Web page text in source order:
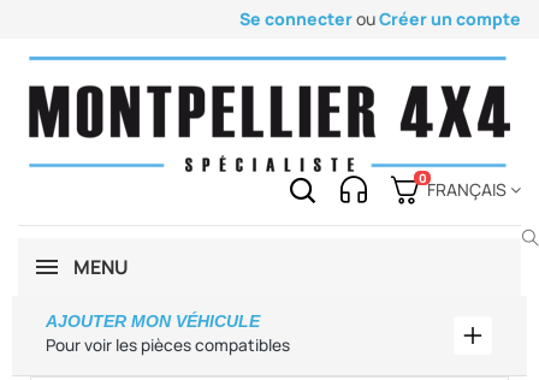
Se connecterouCréer un compte
0
FRANÇAIS
MENU
Pour voir les pièces compatibles
AJOUTER MON VÉHICULE